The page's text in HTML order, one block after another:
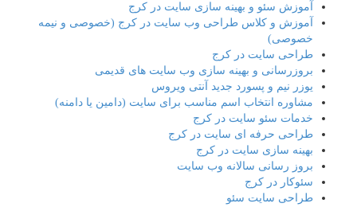
آموزش سئو و بهینه سازی سایت در کرج
آموزش و کلاس طراحی وب سایت در کرج (خصوصی و نیمه
خصوصی)
طراحی سایت در کرج
بروزرسانی و بهینه سازی وب سایت های قدیمی
یوزر نیم و پسورد جدید آنتی ویروس
مشاوره انتخاب اسم مناسب برای سایت (دامین یا دامنه)
خدمات سئو سایت در کرج
طراحی حرفه ای سایت در کرج
بهینه سازی سایت در کرج
بروز رسانی سالانه وب سایت
سئوکار در کرج
طراحی سایت سئو